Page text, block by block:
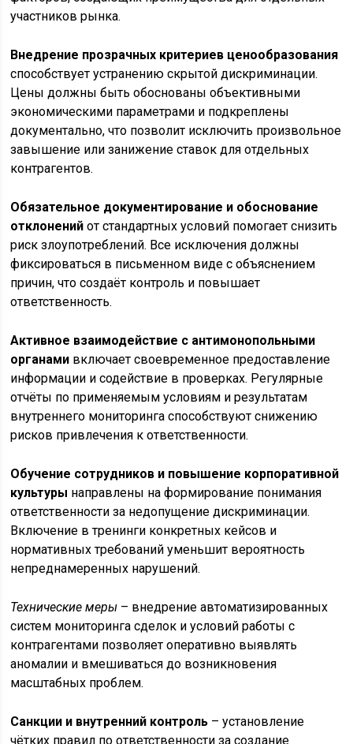
участников рынка.
Внедрение прозрачных критериев ценообразования
способствует устранению скрытой дискриминации.
Цены должны быть обоснованы объективными
экономическими параметрами и подкреплены
документально, что позволит исключить произвольное
завышение или занижение ставок для отдельных
контрагентов.
Обязательное документирование и обоснование
отклонений от стандартных условий помогает снизить
риск злоупотреблений. Все исключения должны
фиксироваться в письменном виде с объяснением
причин, что создаёт контроль и повышает
ответственность.
Активное взаимодействие с антимонопольными
органами включает своевременное предоставление
информации и содействие в проверках. Регулярные
отчёты по применяемым условиям и результатам
внутреннего мониторинга способствуют снижению
рисков привлечения к ответственности.
Обучение сотрудников и повышение корпоративной
культуры направлены на формирование понимания
ответственности за недопущение дискриминации.
Включение в тренинги конкретных кейсов и
нормативных требований уменьшит вероятность
непреднамеренных нарушений.
Технические меры – внедрение автоматизированных
систем мониторинга сделок и условий работы с
контрагентами позволяет оперативно выявлять
аномалии и вмешиваться до возникновения
масштабных проблем.
Санкции и внутренний контроль – установление
чётких правил по ответственности за создание